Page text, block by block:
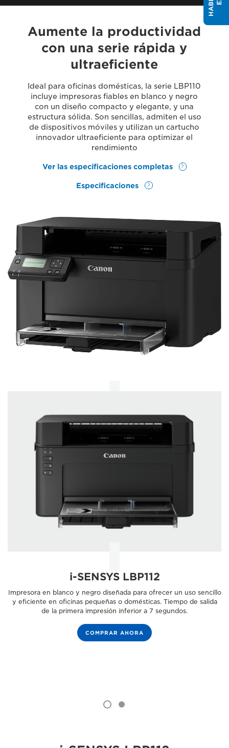
Aumente la productividad
con una serie rápida y
ultraeficiente
Ideal para oficinas domésticas, la serie LBP110
incluye impresoras fiables en blanco y negro
con un diseño compacto y elegante, y una
estructura sólida. Son sencillas, admiten el uso
de dispositivos móviles y utilizan un cartucho
innovador ultraeficiente para optimizar el
rendimiento
Ver las especificaciones completas
Especificaciones
i-SENSYS LBP112
Impresora en blanco y negro diseñada para ofrecer un uso sencillo
y eficiente en oficinas pequeñas o domésticas. Tiempo de salida
de la primera impresión inferior a 7 segundos.
COMPRAR AHORA